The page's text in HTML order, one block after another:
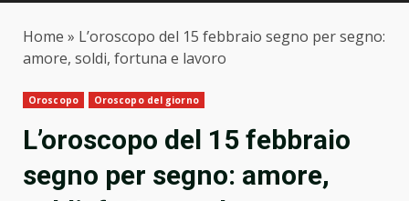
Home » L’oroscopo del 15 febbraio segno per segno:
amore, soldi, fortuna e lavoro
Oroscopo Oroscopo del giorno
L’oroscopo del 15 febbraio
segno per segno: amore,